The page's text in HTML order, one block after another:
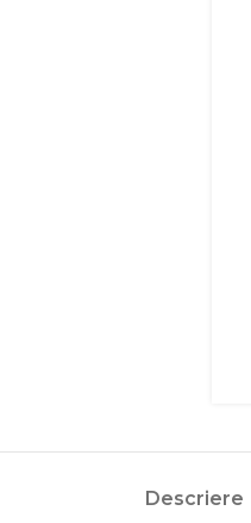
Descriere